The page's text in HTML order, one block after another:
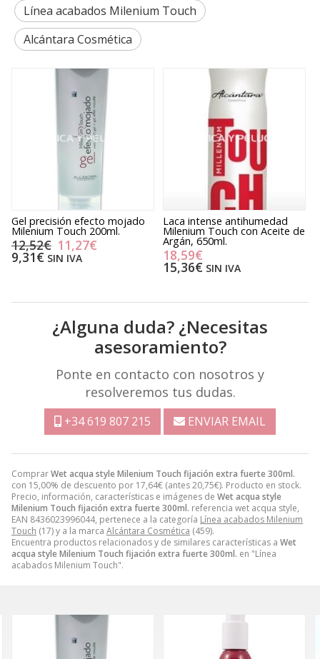
ComprarWet acqua style Milenium Touch fijación extra fuerte 300ml.
con 15,00% de descuento por 17,64€ (antes20,75€). Producto en stock.
Precio, información, características e imágenes de Wet acqua style
Milenium Touch fijación extra fuerte 300ml. referencia wet acqua style,
EAN 8436023996044, pertenece a la categoría Línea acabados Milenium
Touch (17) y a la marca Alcántara Cosmética (459).
Encuentra productos relacionados y de similares características a Wet
acqua style Milenium Touch fijación extra fuerte 300ml. en "Línea
acabados Milenium Touch".
Línea acabados Milenium Touch
Alcántara Cosmética
Gel precisión efecto mojado
Milenium Touch 200ml.
12,52€ 11,27€
9,31€ SIN IVA
Laca intense antihumedad
Milenium Touch con Aceite de
Argán, 650ml.
18,59€
15,36€ SIN IVA
¿Alguna duda? ¿Necesitas
asesoramiento?
Ponte en contacto con nosotros y
resolveremos tus dudas.
+34 619 807 215 ENVIAR EMAIL